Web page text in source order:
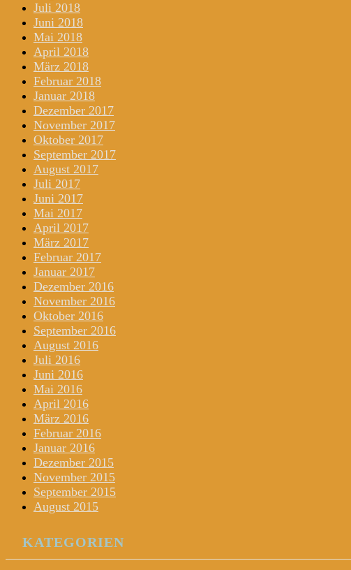
Juli 2018
Juni 2018
Mai 2018
April 2018
März 2018
Februar 2018
Januar 2018
Dezember 2017
November 2017
Oktober 2017
September 2017
August 2017
Juli 2017
Juni 2017
Mai 2017
April 2017
März 2017
Februar 2017
Januar 2017
Dezember 2016
November 2016
Oktober 2016
September 2016
August 2016
Juli 2016
Juni 2016
Mai 2016
April 2016
März 2016
Februar 2016
Januar 2016
Dezember 2015
November 2015
September 2015
August 2015
KATEGORIEN